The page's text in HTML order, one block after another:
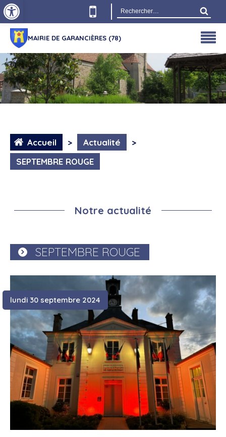
Rechercher :
MAIRIE DE GARANCIÈRES (78)
Accueil > Actualité
>
SEPTEMBRE ROUGE
Notre actualité
SEPTEMBRE ROUGE
lundi 30 septembre 2024